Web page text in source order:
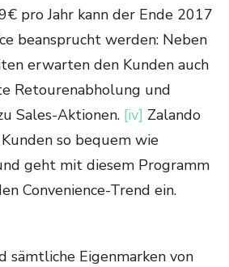
pro Jahr kann der Ende 2017
beansprucht werden: Neben
erwarten den Kunden auch
Retourenabholung und
Sales-Aktionen. [iv] Zalando
so bequem wie
geht mit diesem Programm
Convenience-Trend ein.
sämtliche Eigenmarken von